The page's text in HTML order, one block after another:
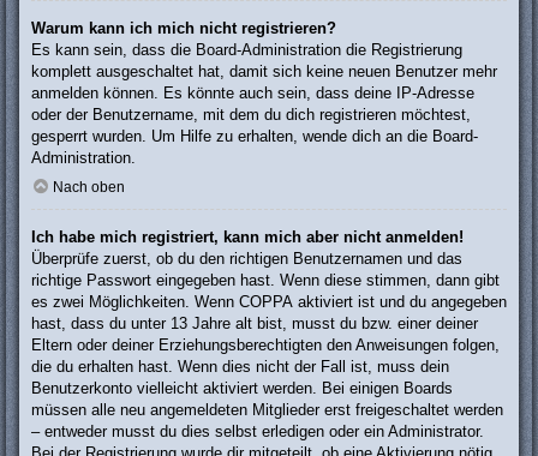
Warum kann ich mich nicht registrieren?
Es kann sein, dass die Board-Administration die Registrierung
komplett ausgeschaltet hat, damit sich keine neuen Benutzer mehr
anmelden können. Es könnte auch sein, dass deine IP-Adresse
oder der Benutzername, mit dem du dich registrieren möchtest,
gesperrt wurden. Um Hilfe zu erhalten, wende dich an die Board-
Administration.
Nach oben
Ich habe mich registriert, kann mich aber nicht anmelden!
Überprüfe zuerst, ob du den richtigen Benutzernamen und das
richtige Passwort eingegeben hast. Wenn diese stimmen, dann gibt
es zwei Möglichkeiten. Wenn COPPA aktiviert ist und du angegeben
hast, dass du unter 13 Jahre alt bist, musst du bzw. einer deiner
Eltern oder deiner Erziehungsberechtigten den Anweisungen folgen,
die du erhalten hast. Wenn dies nicht der Fall ist, muss dein
Benutzerkonto vielleicht aktiviert werden. Bei einigen Boards
müssen alle neu angemeldeten Mitglieder erst freigeschaltet werden
– entweder musst du dies selbst erledigen oder ein Administrator.